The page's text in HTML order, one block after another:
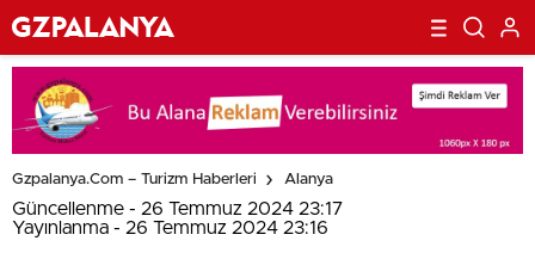
Gzpalanya.com – Turizm Haberleri Alanya
Güncellenme - 26 Temmuz 2024 23:17
Yayınlanma - 26 Temmuz 2024 23:16